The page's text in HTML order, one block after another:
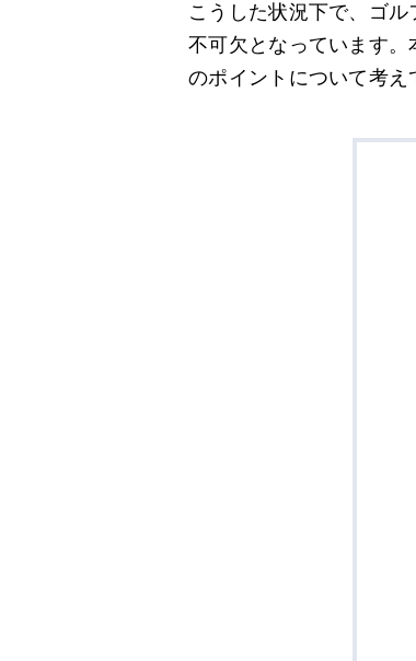
こうした状況下で、ゴ
不可欠となっています
のポイントについて考え